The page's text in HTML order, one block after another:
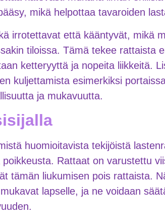
mikä helpottaa tavaroiden
irrotettavat että kääntyvät, mikä
tiloissa. Tämä tekee rattaista
ketteryyttä ja nopeita liikkeitä.
kuljettamista esimerkiksi
ja mukavuutta.
huomioitavista tekijöistä
Rattaat on varustettu
tämän liukumisen pois rattaista.
lapselle, ja ne voidaan